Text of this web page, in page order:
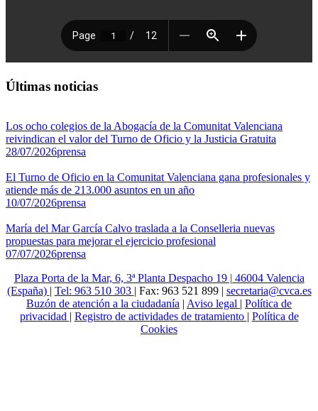
Últimas noticias
Los ocho colegios de la Abogacía de la Comunitat Valenciana
reivindican el valor del Turno de Oficio y la Justicia Gratuita
28/07/2026prensa
El Turno de Oficio en la Comunitat Valenciana gana profesionales y
atiende más de 213.000 asuntos en un año
10/07/2026prensa
María del Mar García Calvo traslada a la Conselleria nuevas
propuestas para mejorar el ejercicio profesional
07/07/2026prensa
Plaza Porta de la Mar, 6, 3ª Planta Despacho 19 | 46004 Valencia
(España) | Tel: 963 510 303 | Fax: 963 521 899 | secretaria@cvca.es
Buzón de atención a la ciudadanía | Aviso legal | Política de
privacidad | Registro de actividades de tratamiento | Política de
Cookies